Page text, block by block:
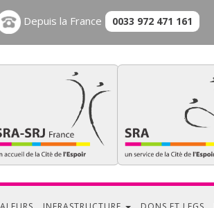
Depuis la France 0033 972 471 161